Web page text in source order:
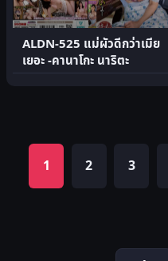
ALDN-525 แม่ผัวดีกว่าเมีย
เยอะ -คานาโกะ นาริตะ
1 2 3